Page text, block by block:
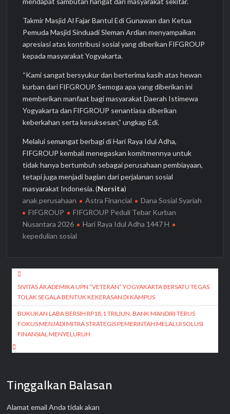
Takmir Masjid Al Fajar Bantul Edi Gunawan dan Ketua
Pemuda Masjid Sinduadi Sleman Ardian menyampaikan
apresiasi atas kontribusi sosial yang diberikan FIFGROUP
kepada masyarakat Yogyakarta.
“Kami sangat bersyukur dan berterima kasih atas hewan
kurban dari FIFGROUP. Semoga apa yang diberikan ini
memberikan manfaat bagi masyarakat Daerah Istimewa
Yogyakarta dan FIFGROUP senantiasa diberikan
keberkahan serta kesuksesan,” ungkap Edi.
Melalui semangat berbagi di Hari Raya Idul Adha,
FIFGROUP kembali menegaskan komitmennya untuk
tidak hanya bertumbuh sebagai perusahaan pembiayaan,
tetapi juga menjadi bagian dari perjalanan sosial
masyarakat Indonesia. (Norsita)
anak perusahaan
Astra Financial
Dana Sosial Syariah
FIFGROUP
FIFGROUP Peduli Tebar Kurban
Nusantara 2026
Hari Raya Idul Adha 1447 H
kepedulian sosial
Navigasi
pos
SIVITAS AKADEMIKA UPN “VETERAN” YOGYAKARTA BERSATU TEGAS
TOLAK SEGALA BENTUK KEKERASAN DI KAMPUS
BUKUKAN LABA BERSIH RP18,1 TRILIUN, BANK MANDIRI TERUS
FOKUS MENJADI MITRA STRATEGIS PEMERINTAH MELALUI SOLUSI
FINANSIAL MENYELURUH
Tinggalkan Balasan
Alamat email Anda tidak akan